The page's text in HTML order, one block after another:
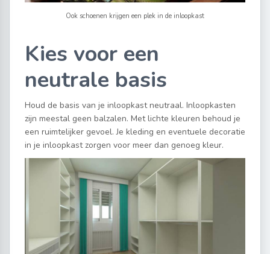
Ook schoenen krijgen een plek in de inloopkast
Kies voor een
neutrale basis
Houd de basis van je inloopkast neutraal. Inloopkasten
zijn meestal geen balzalen. Met lichte kleuren behoud je
een ruimtelijker gevoel. Je kleding en eventuele decoratie
in je inloopkast zorgen voor meer dan genoeg kleur.